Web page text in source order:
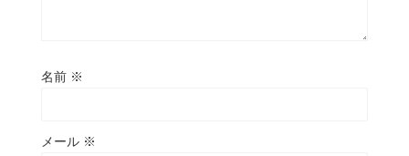
名前 ※
メール ※